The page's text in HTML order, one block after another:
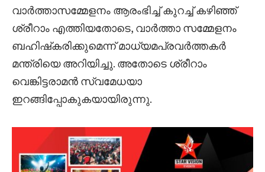
വാര്‍ത്താസമ്മേളനം ആരംഭിച്ച് കുറച്ച് കഴിഞ്ഞ്
ശ്രീറാം എത്തിയതോടെ, വാര്‍ത്താ സമ്മേളനം
ബഹിഷ്‌കരിക്കുമെന്ന് മാധ്യമപ്രവര്‍ത്തകര്‍
മന്ത്രിയെ അറിയിച്ചു. അതോടെ ശ്രീറാം
വെങ്കിട്ടരാമന്‍ സ്വമേധയാ
ഇറങ്ങിപ്പോകുകയായിരുന്നു.